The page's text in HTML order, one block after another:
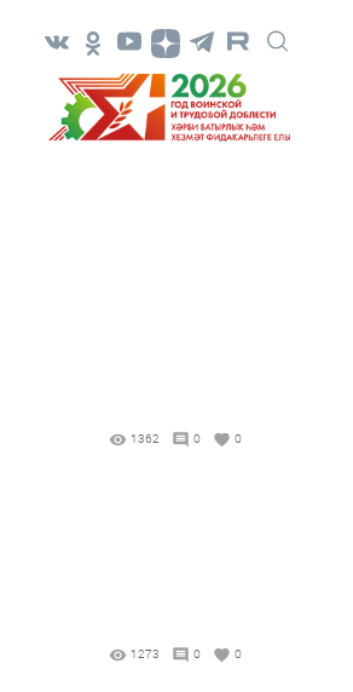
1362 0 0
1273 0 0